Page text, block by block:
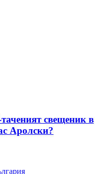
свещеник в
Аролски?